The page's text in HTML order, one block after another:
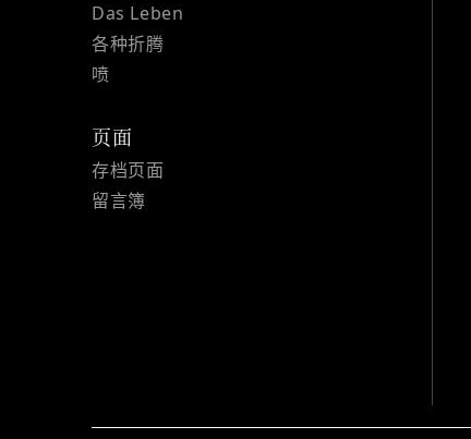
Das Leben
各种折腾
喷
页面
存档页面
留言簿